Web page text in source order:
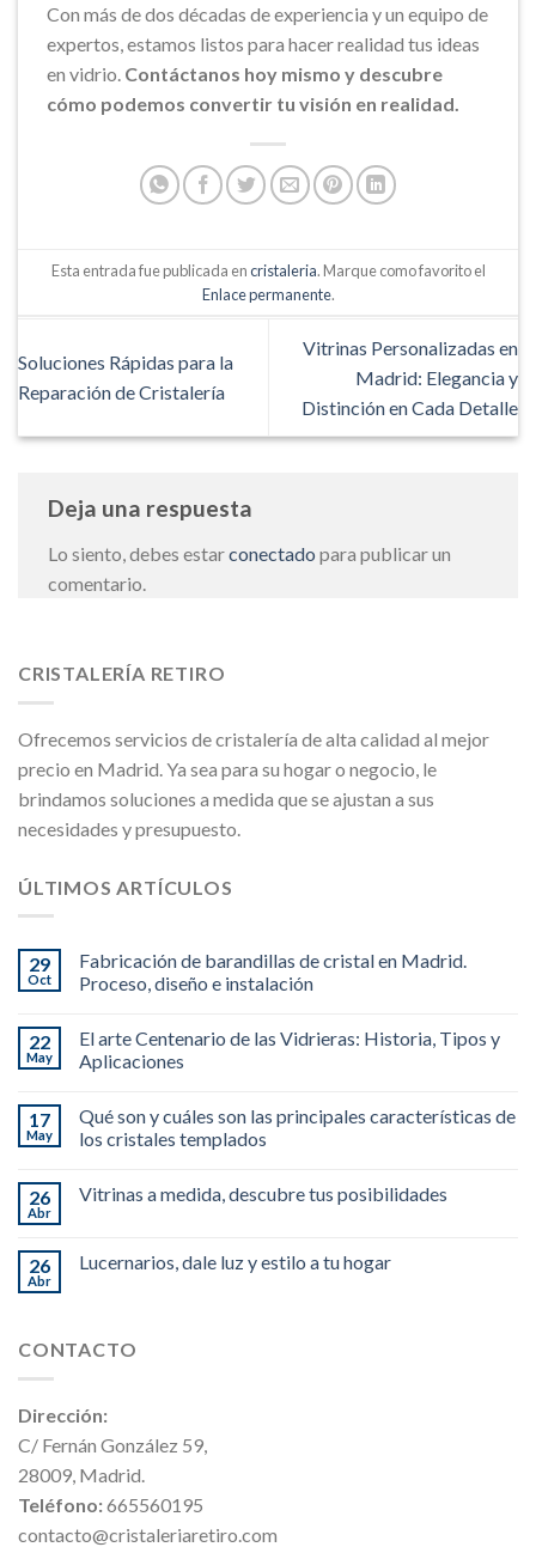
Con más de dos décadas de experiencia y un equipo de
expertos, estamos listos para hacer realidad tus ideas
en vidrio. Contáctanos hoy mismo y descubre
cómo podemos convertir tu visión en realidad.
Esta entrada fue publicada encristaleria. Marque como favorito el
Enlace permanente.
Soluciones Rápidas para la
Reparación de Cristalería
Vitrinas Personalizadas en
Madrid: Elegancia y
Distinción en Cada Detalle
Deja una respuesta
Lo siento, debes estarconectado para publicar un
comentario.
CRISTALERÍA RETIRO
Ofrecemos servicios de cristalería de alta calidad al mejor
precio en Madrid. Ya sea para su hogar o negocio, le
brindamos soluciones a medida que se ajustan a sus
necesidades y presupuesto.
ÚLTIMOS ARTÍCULOS
29
Oct
Fabricación de barandillas de cristal en Madrid.
Proceso, diseño e instalación
22
May
El arte Centenario de las Vidrieras: Historia, Tipos y
Aplicaciones
17
May
Qué son y cuáles son las principales características de
los cristales templados
26
Abr
Vitrinas a medida, descubre tus posibilidades
26
Abr
Lucernarios, dale luz y estilo a tu hogar
CONTACTO
Dirección:
C/ Fernán González 59,
28009, Madrid.
Teléfono:665560195
contacto@cristaleriaretiro.com